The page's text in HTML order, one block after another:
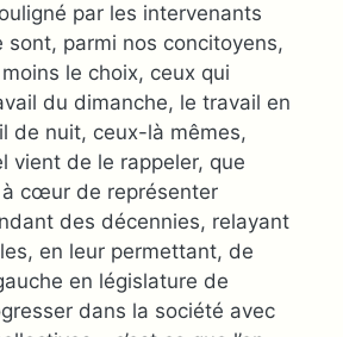
par les intervenants
sont, parmi nos concitoyens,
le choix, ceux qui
du dimanche, le travail en
de nuit, ceux-là mêmes,
vient de le rappeler, que
à cœur de représenter
des décennies, relayant
en leur permettant, de
en législature de
dans la société avec